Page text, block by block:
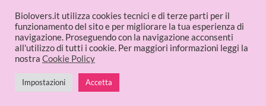
© 2026 Biolovers.it | P.IVA 09336481214
Biolovers.it utilizza cookies tecnici e di terze parti per il
funzionamento del sito e per migliorare la tua esperienza di
navigazione. Proseguendo con la navigazione acconsenti
all'utilizzo di tutti i cookie. Per maggiori informazioni leggi la
nostra Cookie Policy
Impostazioni Accetta